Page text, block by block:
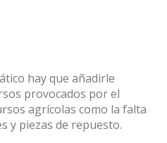
hay que añadirle
provocados por el
agrícolas como la falta
y piezas de repuesto.